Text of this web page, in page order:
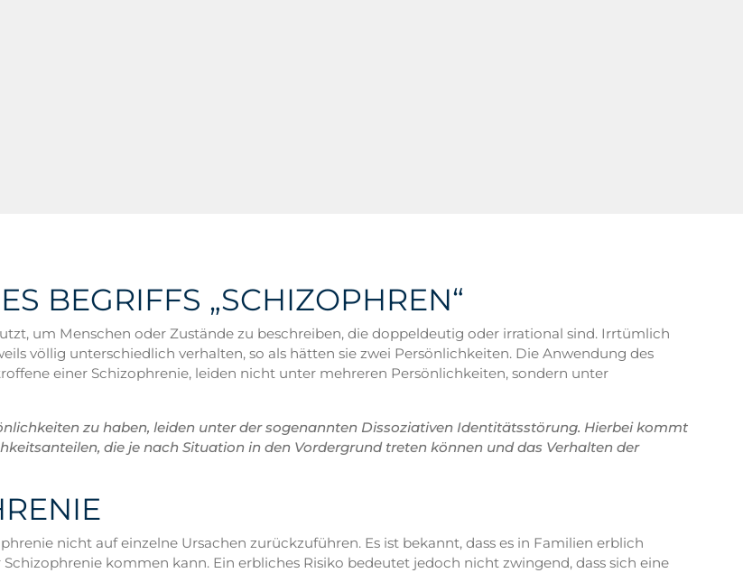
BEGRIFFS „SCHIZOPHREN“
um Menschen oder Zustände zu beschreiben, die doppeldeutig oder irrational sind. Irrtümlich
völlig unterschiedlich verhalten, so als hätten sie zwei Persönlichkeiten. Die Anwendung des
einer Schizophrenie, leiden nicht unter mehreren Persönlichkeiten, sondern unter
zu haben, leiden unter der sogenannten Dissoziativen Identitätsstörung. Hierbei kommt
die je nach Situation in den Vordergrund treten können und das Verhalten der
nicht auf einzelne Ursachen zurückzuführen. Es ist bekannt, dass es in Familien erblich
kommen kann. Ein erbliches Risiko bedeutet jedoch nicht zwingend, dass sich eine